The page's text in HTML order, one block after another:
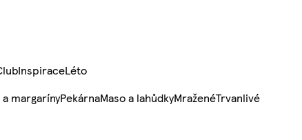
InspiraceLéto
margarínyPekárnaMaso a lahůdkyMraženéTrvanlivé